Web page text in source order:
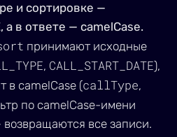
и сортировке —
а в ответе — camelCase.
принимают исходные
, CALL_START_DATE),
в camelCase (callType,
по camelCase-имени
все записи.